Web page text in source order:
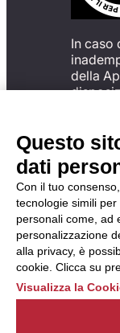
In caso
della
reclamo
una
https://
Questo
dati
Con il tuo
tecnologie simili
personali come, ad
personalizzazione
alla privacy, è
cookie. Clicca su
Visualizza la